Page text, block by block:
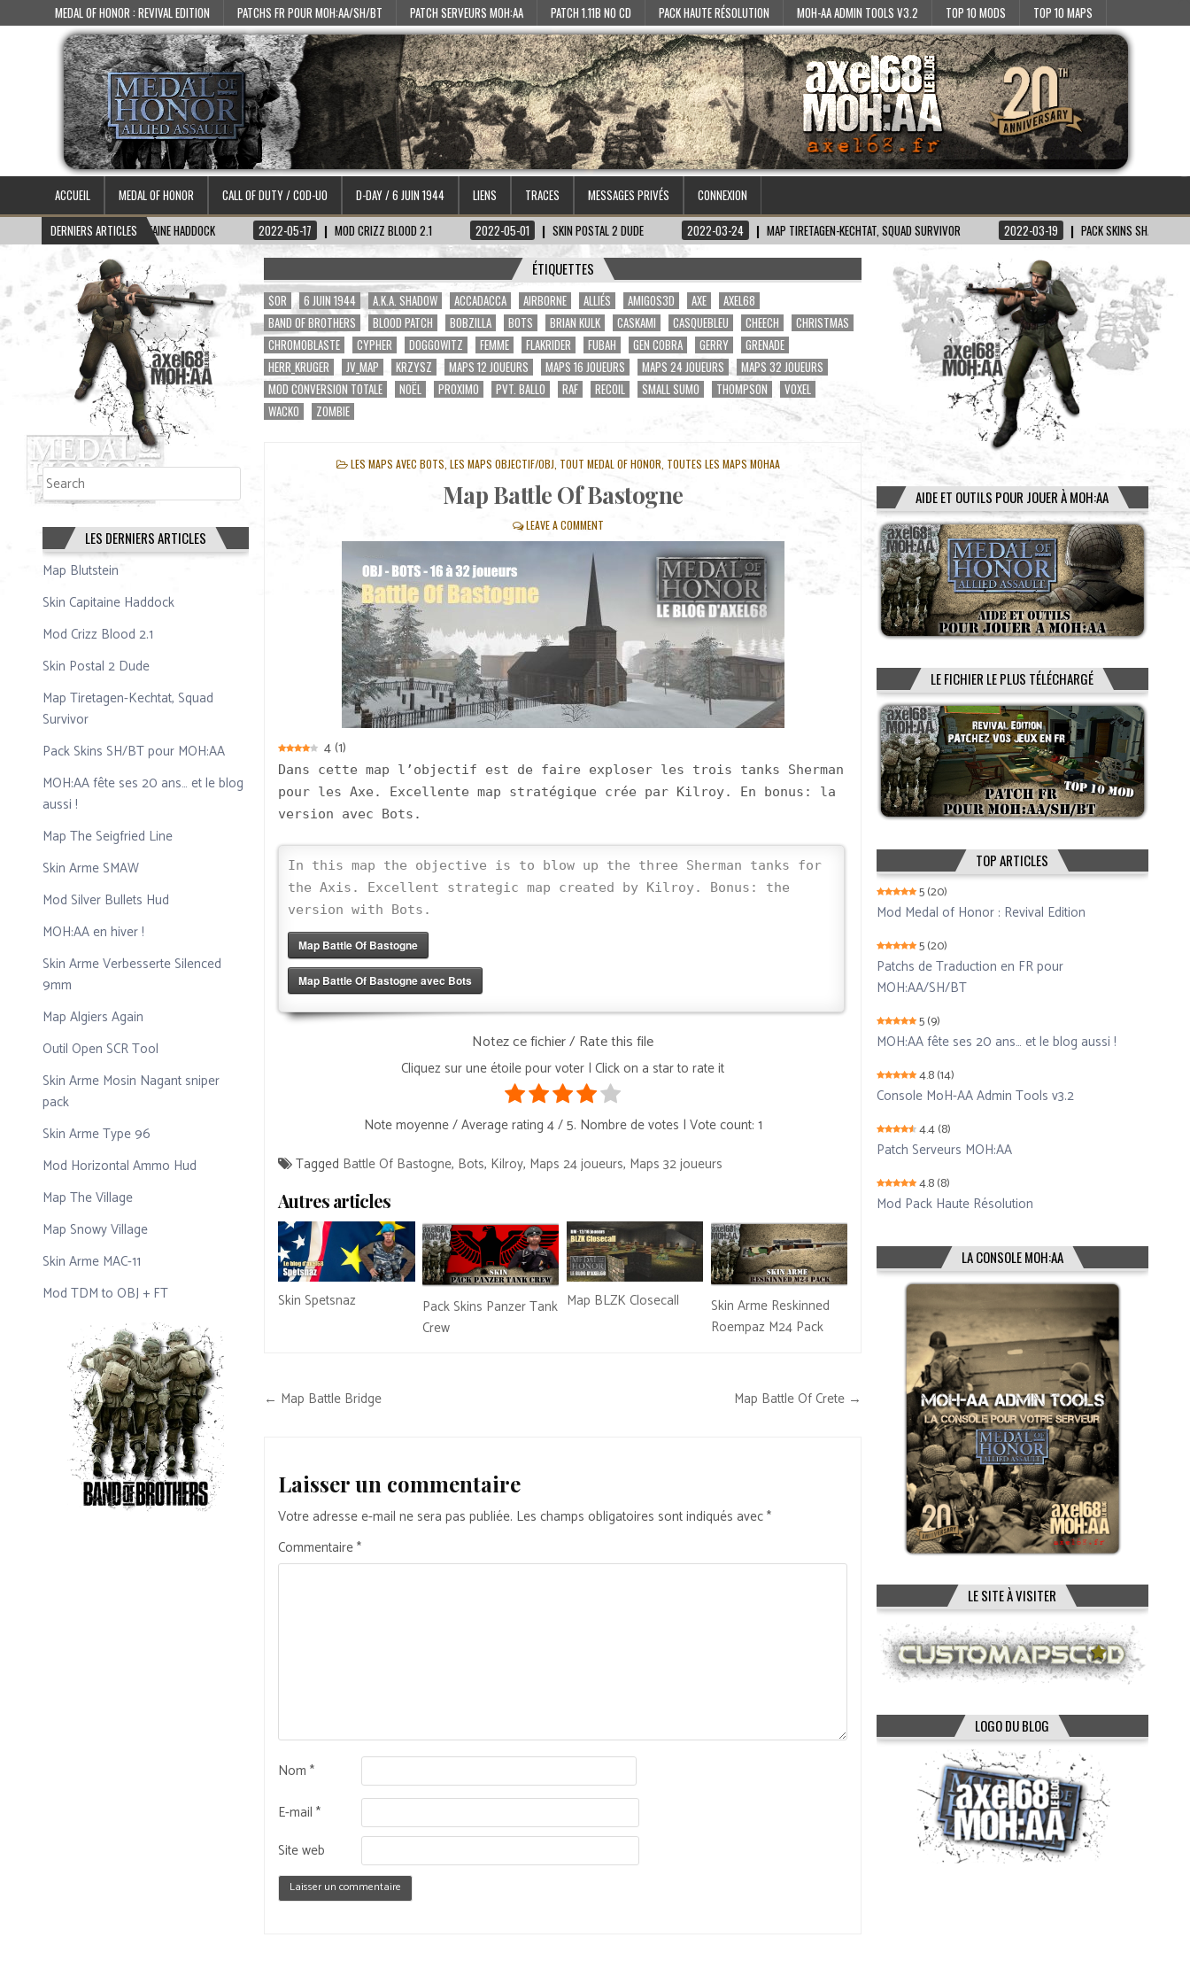
MEDAL OF HONOR : REVIVAL EDITION PATCHS FR POUR MOH:AA/SH/BT PATCH SERVEURS MOH:AA PATCH 1.11B NO CD PACK HAUTE RÉSOLUTION MOH-AA ADMIN TOOLS V3.2 TOP 10 MODS TOP 10 MAPS
ACCUEIL MEDAL OF HONOR CALL OF DUTY / COD-UO D-DAY / 6 JUIN 1944 LIENS TRACES MESSAGES PRIVÉS
CONNEXION
DERNIERS ARTICLES
SKIN CAPITAINE HADDOCK 2022-05-17 MOD CRIZZ BLOOD 2.1 2022-05-01 SKIN POSTAL 2 DUDE 2022-03-24 MAP TIRETAGEN-KECHTAT, SQUAD SURVIVOR 2022-03-19 PACK SKINS SH/BT POUR MOH:AA
ÉTIQUETTES
$OR 6 JUIN 1944 A.K.A. SHADOW ACCADACCA AIRBORNE ALLIÉS AMIGOS3D AXE
AXEL68
BAND OF BROTHERS
BLOOD PATCH BOBZILLA BOTS BRIAN KULK CASKAMI CASQUEBLEU CHEECH
CHRISTMAS
CHROMOBLASTE
CYPHER DOGGOWITZ FEMME FLAKRIDER FUBAH GEN COBRA GERRY
GRENADE
HERR_KRUGER
JV_MAP KRZYSZ MAPS 12 JOUEURS MAPS 16 JOUEURS MAPS 24 JOUEURS
MAPS 32 JOUEURS
MOD CONVERSION TOTALE
NOËL PROXIMO PVT. BALLO RAF RECOIL SMALL SUMO THOMPSON
VOXEL
WACKO
ZOMBIE
POSTED
LES MAPS AVEC BOTS ,LES MAPS OBJECTIF/OBJ TOUT MEDAL OF HONOR TOUTES LES MAPS MOHAA
Map Battle Of Bastogne
LEAVE A COMMENT
4(1)
Dans cette map l’objectif est de faire exploser les trois tanks Sherman
pour les Axe. Excellente map stratégique crée par Kilroy. En bonus: la
version avec Bots.
In this map the objective is to blow up the three Sherman tanks for
the Axis. Excellent strategic map created by Kilroy. Bonus: the
version with Bots.
Map Battle Of Bastogne
Map Battle Of Bastogne avec Bots
Notez ce fichier / Rate this file
Cliquez sur une étoile pour voter | Click on a star to rate it
Note moyenne / Average rating 4/ 5. Nombre de votes | Vote count: 1
Tagged Battle Of Bastogne, Bots, Kilroy, Maps 24 joueurs, Maps 32 joueurs
Autres articles
Skin Spetsnaz
Pack Skins Panzer Tank
Crew
Map BLZK Closecall
Skin Arme Reskinned
Roempaz M24 Pack
Navigation
← Map Battle Bridge Map Battle Of Crete →
Laisser un commentaire
Votre adresse e-mail ne sera pas publiée. Les champs obligatoires sont indiqués avec*
Commentaire*
Nom*
E-mail*
Site web
Rechercher
LES DERNIERS ARTICLES
Map Blutstein
Skin Capitaine Haddock
Mod Crizz Blood 2.1
Skin Postal 2 Dude
Map Tiretagen-Kechtat, Squad
Survivor
Pack Skins SH/BT pour MOH:AA
MOH:AA fête ses 20 ans… et le blog
aussi !
Map The Seigfried Line
Skin Arme SMAW
Mod Silver Bullets Hud
MOH:AA en hiver !
Skin Arme Verbesserte Silenced
9mm
Map Algiers Again
Outil Open SCR Tool
Skin Arme Mosin Nagant sniper
pack
Skin Arme Type 96
Mod Horizontal Ammo Hud
Map The Village
Map Snowy Village
Skin Arme MAC-11
Mod TDM to OBJ + FT
AIDE ET OUTILS POUR JOUER À MOH:AA
LE FICHIER LE PLUS TÉLÉCHARGÉ
TOP ARTICLES
5(20)
Mod Medal of Honor : Revival Edition
5(20)
Patchs de Traduction en FR pour
MOH:AA/SH/BT
5(9)
MOH:AA fête ses 20 ans… et le blog aussi !
4.8(14)
Console MoH-AA Admin Tools v3.2
4.4(8)
Patch Serveurs MOH:AA
4.8(8)
Mod Pack Haute Résolution
LA CONSOLE MOH:AA
LE SITE À VISITER
LOGO DU BLOG